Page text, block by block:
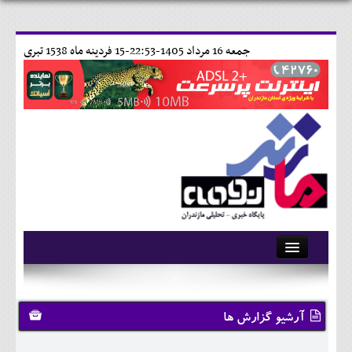
15 فردينه ماه 1538 تبری جمعه 16 مرداد 1405-22:53-
آرشیو
تماس با ما
وبلاگ
آرشیو گزارش ها